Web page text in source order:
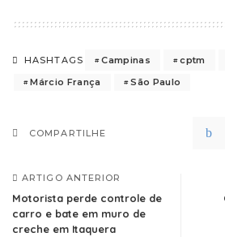
HASHTAGS Campinas cptm
Márcio França
São Paulo
COMPARTILHE
ARTIGO ANTERIOR
Motorista perde controle de
carro e bate em muro de
creche em Itaquera